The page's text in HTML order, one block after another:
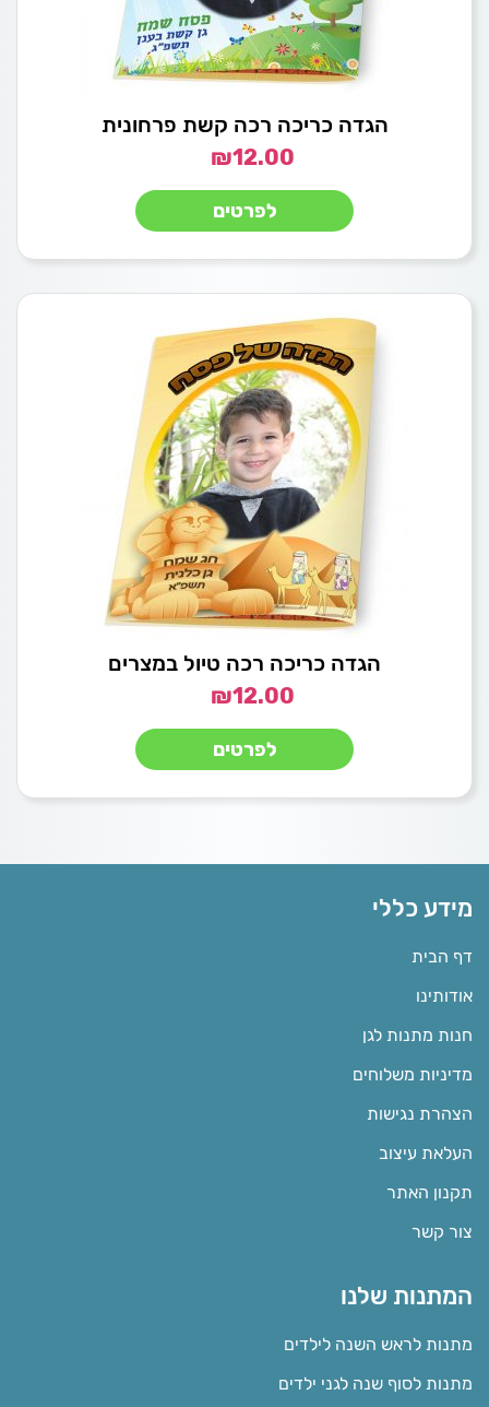
הגדה כריכה רכה קשת פרחונית
₪12.00
לפרטים
הגדה כריכה רכה טיול במצרים
₪12.00
לפרטים
מידע כללי
דף הבית
אודותינו
חנות מתנות לגן
מדיניות משלוחים
הצהרת נגישות
העלאת עיצוב
תקנון האתר
צור קשר
המתנות שלנו
מתנות לראש השנה לילדים
מתנות לסוף שנה לגני ילדים